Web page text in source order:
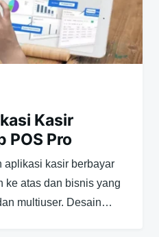
Kasir
POS Pro
aplikasi kasir berbayar
ke atas dan bisnis yang
multiuser. Desain…